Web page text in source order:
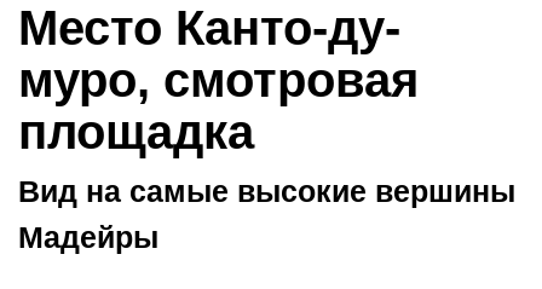
Место Канто-ду-
муро, смотровая
площадка
Вид на самые высокие вершины
Мадейры